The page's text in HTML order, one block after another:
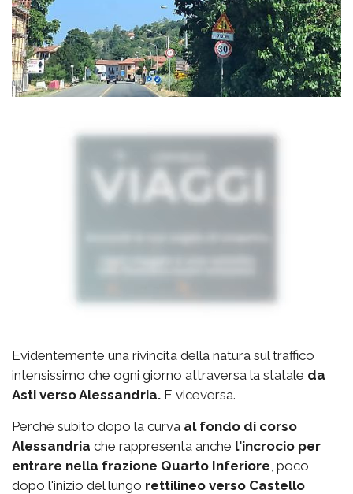
Evidentemente una rivincita della natura sul traffico
intensissimo che ogni giorno attraversa la statale da
Asti verso Alessandria. E viceversa.
Perché subito dopo la curva al fondo di corso
Alessandria che rappresenta anche l'incrocio per
entrare nella frazione Quarto Inferiore , poco
dopo l'inizio del lungo rettilineo verso Castello